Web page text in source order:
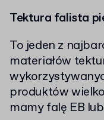
Tektura falista
To jeden z
materiałów
produktów
mamy falę EB